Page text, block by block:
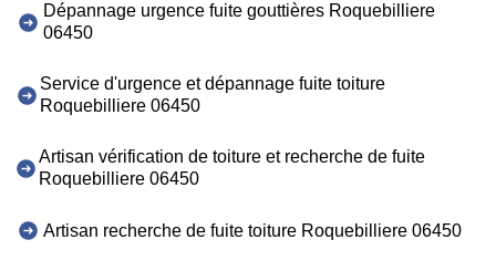
Dépannage urgence fuite gouttières Roquebilliere
06450
Service d'urgence et dépannage fuite toiture
Roquebilliere 06450
Artisan vérification de toiture et recherche de fuite
Roquebilliere 06450
Artisan recherche de fuite toiture Roquebilliere 06450